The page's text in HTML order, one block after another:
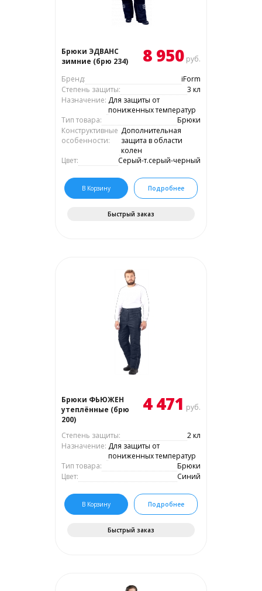
Брюки ЭДВАНС
зимние (брю 234)
8 950 руб.
Бренд:
iForm
Степень защиты:
3 кл
Назначение: Для защиты от
пониженных температур
Тип товара:
Брюки
Конструктивные
особенности:
Дополнительная
защита в области
колен
Цвет:
Серый-т.серый-черный
В Корзину Подробнее
Быстрый заказ
Брюки ФЬЮЖЕН
утеплённые (брю
200)
4 471 руб.
Степень защиты:
2 кл
Назначение: Для защиты от
пониженных температур
Тип товара:
Брюки
Цвет:
Синий
В Корзину Подробнее
Быстрый заказ